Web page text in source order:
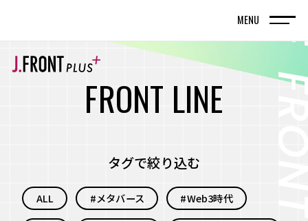
MENU
TOP トップページ
SPECIAL EDITION 特集記事
FRONT LINE
タグで絞り込む
ALL #メタバース #Web3時代